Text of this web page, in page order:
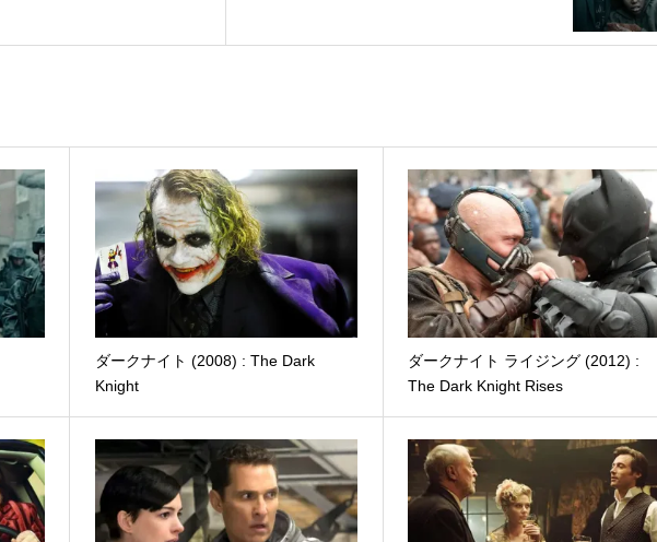
ダークナイト (2008) : The Dark
Knight
ダークナイト ライジング (2012) :
The Dark Knight Rises